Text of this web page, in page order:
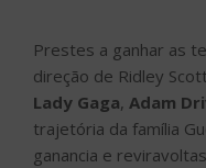
Prestes a ganhar as
direção de Ridley
Lady Gaga, Adam
trajetória da família
ganancia e